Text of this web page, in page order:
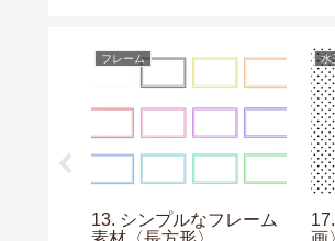
フレーム
13. シンプルなフレーム
水